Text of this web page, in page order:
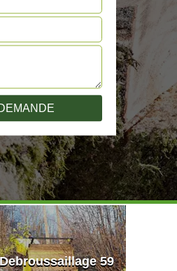
Debroussaillage 59